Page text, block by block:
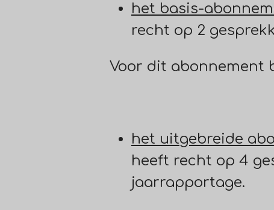
het basis-
recht op 2
Voor dit abonnement
het uitgebreide
heeft recht op 4
jaarrapportage.